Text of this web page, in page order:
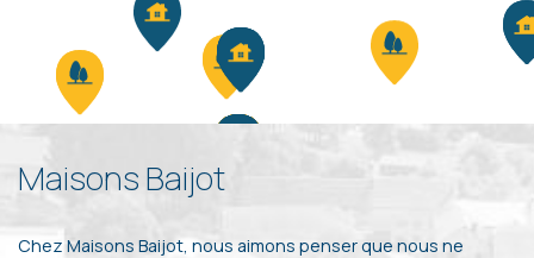
Maisons Baijot
Chez Maisons Baijot, nous aimons penser que nous ne